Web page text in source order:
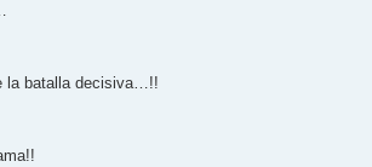
la batalla decisiva…!!